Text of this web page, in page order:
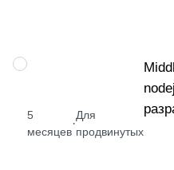
ПРОФЕССИЯ
5
месяцев
·
Для
продвинутых